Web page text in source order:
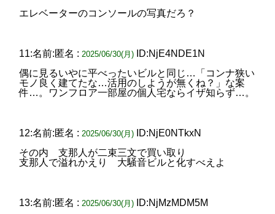
エレベーターのコンソールの写真だろ？
11:名前:匿名 : 2025/06/30(月)
ID:NjE4NDE1N
偶に見るいやに平べったいビルと同じ…「コンナ狭い
モノ良く建てたな…活用のしようが無くね？」な案
件…。ワンフロア一部屋の個人宅ならイザ知らず…。
12:名前:匿名 : 2025/06/30(月)
ID:NjE0NTkxN
その内 支那人が二束三文で買い取り
支那人で溢れかえり 大騒音ビルと化すべえよ
13:名前:匿名 : 2025/06/30(月) ID:NjMzMDM5M